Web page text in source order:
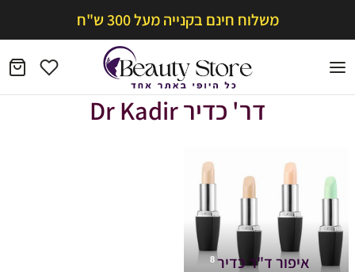
משלוח חינם בקנייה מעל 300 ש"ח
דר' כדיר Dr Kadir
איפור ד"ר כדיר 8